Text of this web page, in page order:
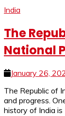
India
The
National
January 26,
The Republic of
and progress.
history of India is